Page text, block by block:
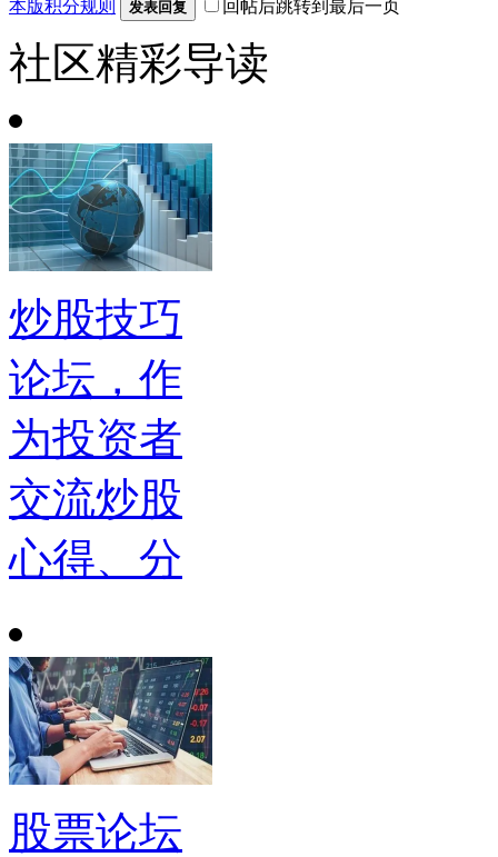
本版积分规则 发表回复 回帖后跳转到最后一页
社区精彩导读
炒股技巧
论坛，作
为投资者
交流炒股
心得、分
股票论坛